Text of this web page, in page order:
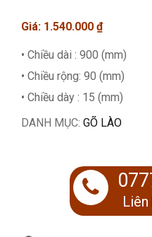
Giá: 1.540.000 ₫
• Chiều dài : 900 (mm)
• Chiều rộng: 90 (mm)
• Chiều dày : 15 (mm)
DANH MỤC: GÕ LÀO
Liên